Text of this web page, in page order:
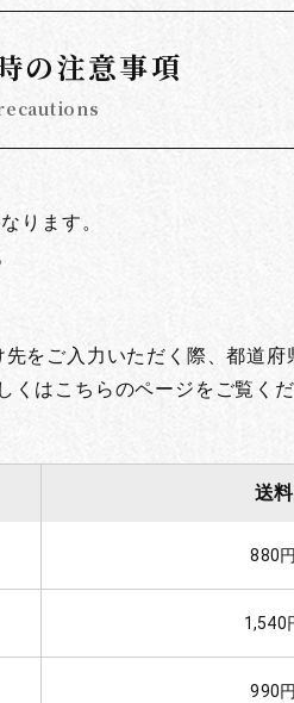
の注意事項
ります。
をご入力いただく際、都道
はこちらのページをご覧くだ
送料
880円
1,540
990円